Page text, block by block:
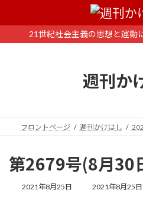
ン
ー
21世紀社会主義の思想と運動
週刊か
フロントページ 週刊かけはし
第2679号(8月30
2021年8月25日
最
2021年8月25日